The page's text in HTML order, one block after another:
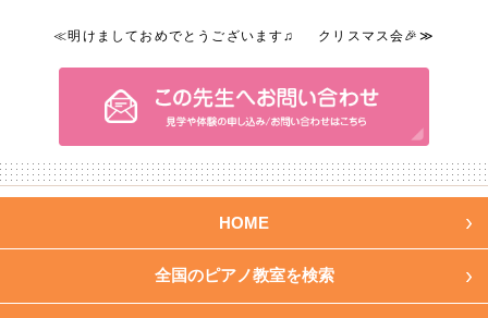
≪明けましておめでとうございます♫ クリスマス会🎉≫
HOME
全国のピアノ教室を検索